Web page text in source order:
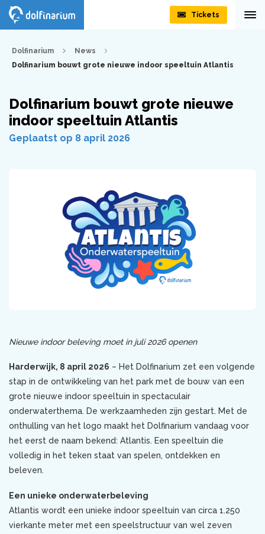
Tickets
Dolfinarium
News
Dolfinarium bouwt grote nieuwe indoor speeltuin Atlantis
Dolfinarium bouwt grote nieuwe
indoor speeltuin Atlantis
Geplaatst op 8 april 2026
Nieuwe indoor beleving moet in juli 2026 openen
Harderwijk, 8 april 2026 – Het Dolfinarium zet een volgende
stap in de ontwikkeling van het park met de bouw van een
grote nieuwe indoor speeltuin in spectaculair
onderwaterthema. De werkzaamheden zijn gestart. Met de
onthulling van het logo maakt het Dolfinarium vandaag voor
het eerst de naam bekend: Atlantis. Een speeltuin die
volledig in het teken staat van spelen, ontdekken en
beleven.
Een unieke onderwaterbeleving
Atlantis wordt een unieke indoor speeltuin van circa 1.250
vierkante meter met een speelstructuur van wel zeven